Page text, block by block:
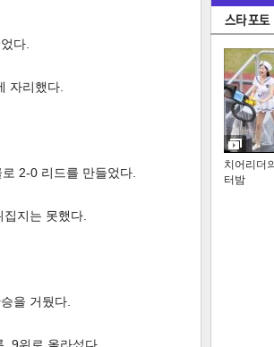
다.
자리했다.
2-0 리드를 만들었다.
지는 못했다.
을 거뒀다.
치어리더
터밤